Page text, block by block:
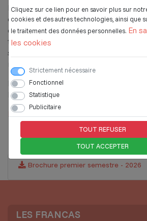
Cliquez sur ce lien pour en savoir plus sur
cookies et des autres technologies, ainsi que
le traitement des données personnelles. En
les cookies
Strictement nécessaire
Fonctionnel
Statistique
Publicitaire
TOUT REFUSER
TOUT ACCEPTER
L’équipe de l’EVS est constituée de
coordinateurs, Léa et Pierre. Ils ont
développer le projet de l’Espace de
territoire de la CCTSO. L’équipe est à
sur toutes les thématiques identifiées
Retrouvez toutes les actualités de
lien ci-dessous :
La page Facebook de l'Espace de Vie
Brochure premier semestre - 2026
LES FRANCAS